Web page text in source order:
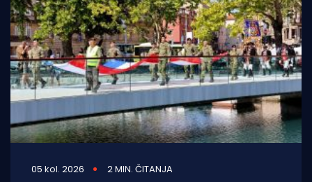
05 kol. 2026 2 MIN. ČITANJA